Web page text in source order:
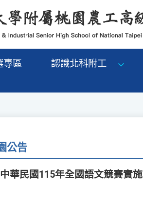
專區 認識北科附工
公告
華民國115年全國語文競賽實